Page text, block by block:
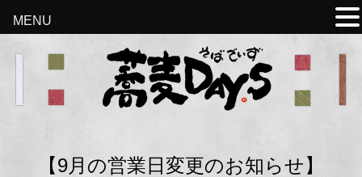
【9月の営業日変更のお知らせ】
MENU